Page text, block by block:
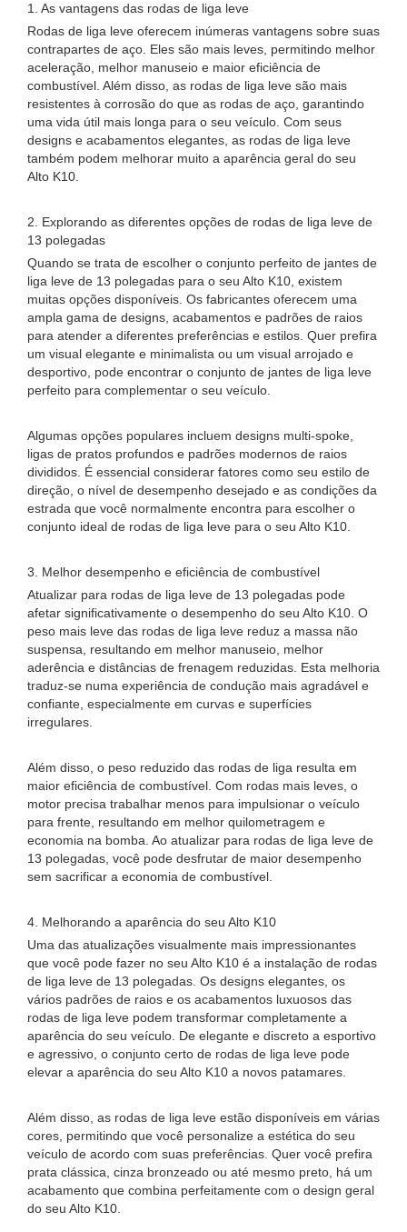
1. As vantagens das rodas de liga leve
Rodas de liga leve oferecem inúmeras vantagens sobre suas
contrapartes de aço. Eles são mais leves, permitindo melhor
aceleração, melhor manuseio e maior eficiência de
combustível. Além disso, as rodas de liga leve são mais
resistentes à corrosão do que as rodas de aço, garantindo
uma vida útil mais longa para o seu veículo. Com seus
designs e acabamentos elegantes, as rodas de liga leve
também podem melhorar muito a aparência geral do seu
Alto K10.
2. Explorando as diferentes opções de rodas de liga leve de
13 polegadas
Quando se trata de escolher o conjunto perfeito de jantes de
liga leve de 13 polegadas para o seu Alto K10, existem
muitas opções disponíveis. Os fabricantes oferecem uma
ampla gama de designs, acabamentos e padrões de raios
para atender a diferentes preferências e estilos. Quer prefira
um visual elegante e minimalista ou um visual arrojado e
desportivo, pode encontrar o conjunto de jantes de liga leve
perfeito para complementar o seu veículo.
Algumas opções populares incluem designs multi-spoke,
ligas de pratos profundos e padrões modernos de raios
divididos. É essencial considerar fatores como seu estilo de
direção, o nível de desempenho desejado e as condições da
estrada que você normalmente encontra para escolher o
conjunto ideal de rodas de liga leve para o seu Alto K10.
3. Melhor desempenho e eficiência de combustível
Atualizar para rodas de liga leve de 13 polegadas pode
afetar significativamente o desempenho do seu Alto K10. O
peso mais leve das rodas de liga leve reduz a massa não
suspensa, resultando em melhor manuseio, melhor
aderência e distâncias de frenagem reduzidas. Esta melhoria
traduz-se numa experiência de condução mais agradável e
confiante, especialmente em curvas e superfícies
irregulares.
Além disso, o peso reduzido das rodas de liga resulta em
maior eficiência de combustível. Com rodas mais leves, o
motor precisa trabalhar menos para impulsionar o veículo
para frente, resultando em melhor quilometragem e
economia na bomba. Ao atualizar para rodas de liga leve de
13 polegadas, você pode desfrutar de maior desempenho
sem sacrificar a economia de combustível.
4. Melhorando a aparência do seu Alto K10
Uma das atualizações visualmente mais impressionantes
que você pode fazer no seu Alto K10 é a instalação de rodas
de liga leve de 13 polegadas. Os designs elegantes, os
vários padrões de raios e os acabamentos luxuosos das
rodas de liga leve podem transformar completamente a
aparência do seu veículo. De elegante e discreto a esportivo
e agressivo, o conjunto certo de rodas de liga leve pode
elevar a aparência do seu Alto K10 a novos patamares.
Além disso, as rodas de liga leve estão disponíveis em várias
cores, permitindo que você personalize a estética do seu
veículo de acordo com suas preferências. Quer você prefira
prata clássica, cinza bronzeado ou até mesmo preto, há um
acabamento que combina perfeitamente com o design geral
do seu Alto K10.